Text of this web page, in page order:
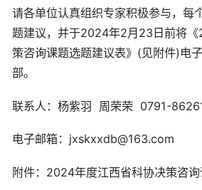
请各单位认真组织专家积极参与，每
题建议，并于2024年2月23日前将
策咨询课题选题建议表》(见附件)电
部。
联系人：杨紫羽 周荣荣 0791-
电子邮箱：jxskxxdb@163.com
附件：2024年度江西省科协决策咨